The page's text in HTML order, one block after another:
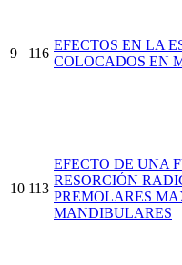
9 116
EFECTOS EN LA
COLOCADOS EN
10 113
EFECTO DE UNA
RESORCIÓN
PREMOLARES
MANDIBULARES